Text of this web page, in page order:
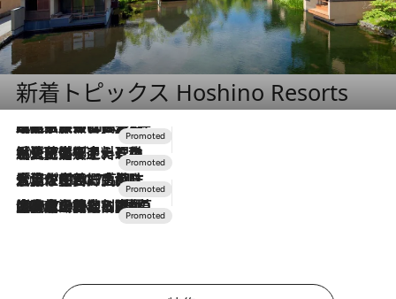
新着トピックス Hoshino Resorts
2026.7.31
【ホテル帰省】という選択肢をOMOが提案。家族とほどよい距離を保つには「昼は実家、夜は気兼ねなくホテルで！」
2026.7.24
【夏限定ディナーコース】旬を迎える稚鮎や花ズッキーニなどをイタリア・トスカーナの郷土料理の手法で満喫！
2026.7.17
「土佐和ハーブかき氷」がOMO7高知に登場！生姜、山椒、大葉など目にも舌にも涼を呼ぶ郷土の味
2026.7.10
NEW OPEN！【界 草津】名湯の地に誕生。趣の異なる2種の温泉と上州ならではの会席・蕎麦割烹など美食を味わう究極の癒やし旅